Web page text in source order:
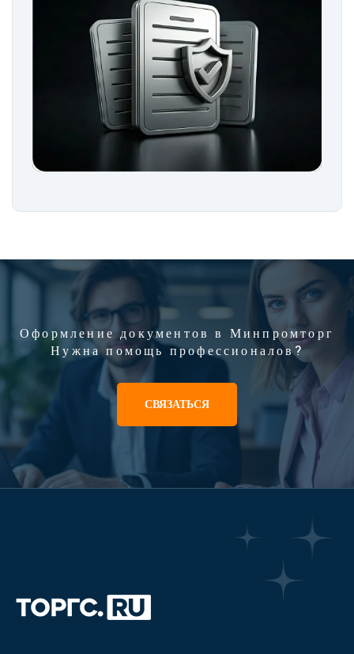
Оформление документов в Минпромторг
Нужна помощь профессионалов?
СВЯЗАТЬСЯ